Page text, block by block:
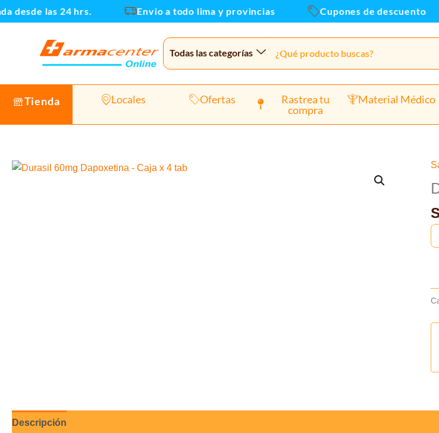
Ir
al
las 24 hrs. Envio a todo lima y provincias Cupones de descuento
Todas las categorías
Tienda Locales Ofertas
Rastrea tu
compra
Material Médico
-
x
Descripción